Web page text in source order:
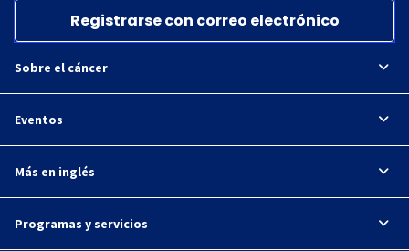
Registrarse con correo electrónico
Sobre el cáncer
Eventos
Más en inglés
Programas y servicios